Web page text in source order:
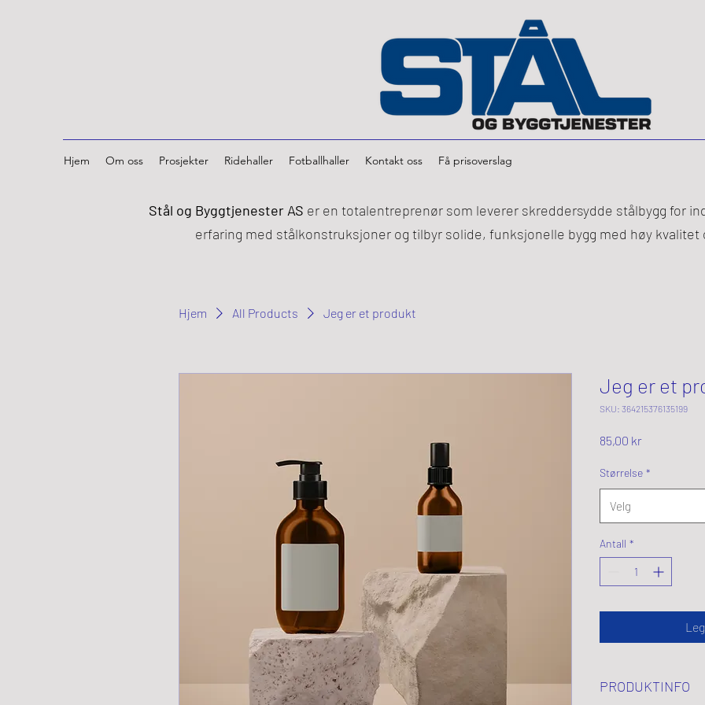
Hjem Om oss Prosjekter Ridehaller Fotballhaller Kontakt oss Få prisoverslag
Stål og Byggtjenester AS er en totalentreprenør som leverer skreddersydde stålbygg for
erfaring med stålkonstruksjoner og tilbyr solide, funksjonelle bygg med høy
Hjem All Products Jeg er et produkt
Jeg er et
SKU: 364215376135199
85,00 krPris
Størrelse *
Velg
Antall *
PRODUKTINFO